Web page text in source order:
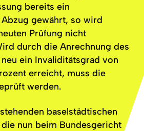
bereits ein
Abzug gewährt, so wird
Prüfung nicht
durch die Anrechnung des
neu ein Invaliditätsgrad von
erreicht, muss die
werden.
baselstädtischen
die nun beim Bundesgericht